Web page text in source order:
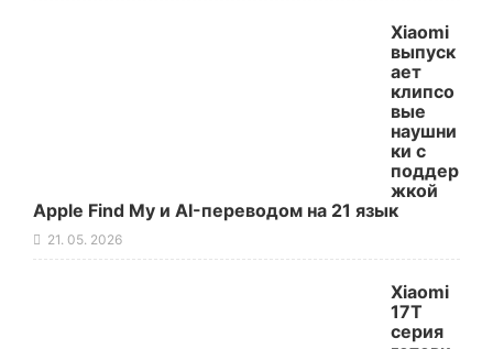
Xiaomi
выпуск
ает
клипсо
вые
наушни
ки с
поддер
жкой
Apple Find My и AI-переводом на 21 язык
21. 05. 2026
Xiaomi
17T
серия